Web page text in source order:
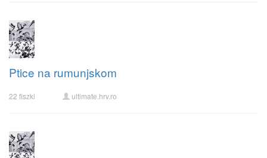
Ptice na rumunjskom
22 fiszki ultimate.hrv.ro